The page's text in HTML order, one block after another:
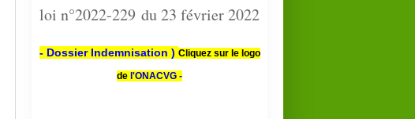
loi n°2022-229 du 23 février 2022
- Dossier Indemnisation ) Cliquez sur le logo
de l'ONACVG -